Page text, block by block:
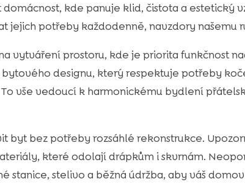
kde panuje klid, čistota a estetický
jejich potřeby každodenně, navzdory našemu
vytváření prostoru, kde je priorita funkčnost
designu, který respektuje potřeby
vše vedoucí k harmonickému bydlení
byt bez potřeby rozsáhlé rekonstrukce.
které odolají drápkům i skvrnám.
stanice, stelivo a běžná údržba, aby váš